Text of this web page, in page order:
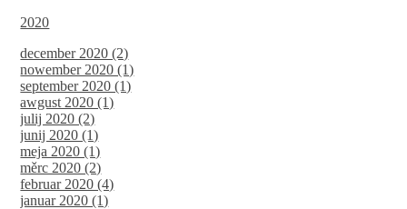
2020
december 2020 (2)
nowember 2020 (1)
september 2020 (1)
awgust 2020 (1)
julij 2020 (2)
junij 2020 (1)
meja 2020 (1)
měrc 2020 (2)
februar 2020 (4)
januar 2020 (1)